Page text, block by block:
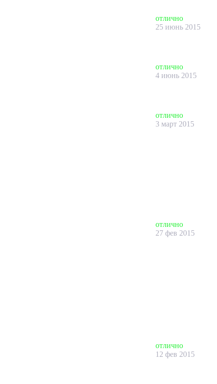
отлично
25 июнь 2015
отлично
4 июнь 2015
отлично
3 март 2015
отлично
27 фев 2015
отлично
12 фев 2015